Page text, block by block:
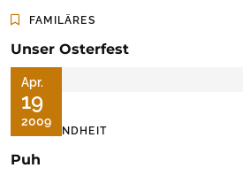
FAMILÄRES
Unser Osterfest
Apr.
19
2009
GESUNDHEIT
Puh